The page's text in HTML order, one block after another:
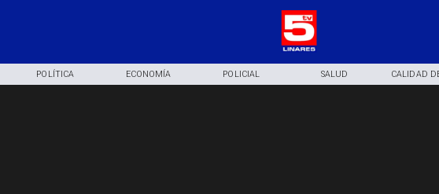
POLÍTICA ECONOMÍA POLICIAL SALUD CALIDAD